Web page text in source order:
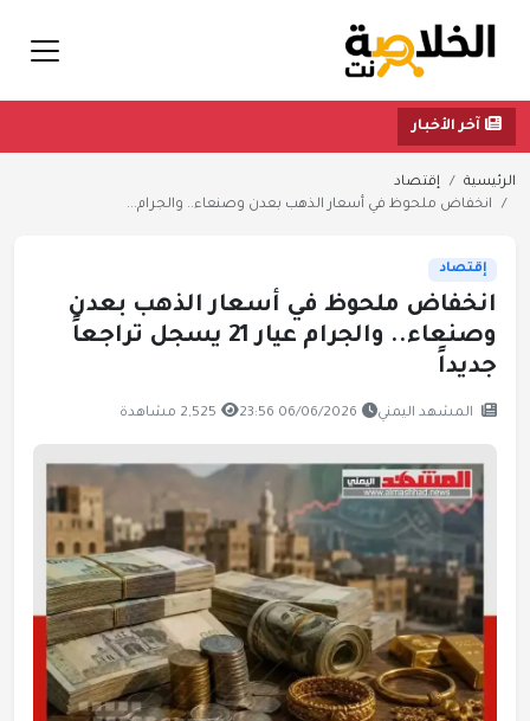
آخر الأخبار
الرئيسية
إقتصاد
انخفاض ملحوظ في أسعار الذهب بعدن وصنعاء.. والجرام...
إقتصاد
انخفاض ملحوظ في أسعار الذهب بعدن
وصنعاء.. والجرام عيار 21 يسجل تراجعاً
جديداً
المشهد اليمني 06/06/2026 23:56 2,525 مشاهدة